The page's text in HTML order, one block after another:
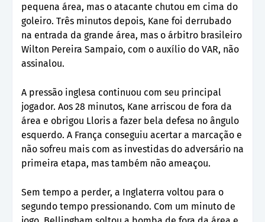
pequena área, mas o atacante chutou em cima do
goleiro. Três minutos depois, Kane foi derrubado
na entrada da grande área, mas o árbitro brasileiro
Wilton Pereira Sampaio, com o auxílio do VAR, não
assinalou.
A pressão inglesa continuou com seu principal
jogador. Aos 28 minutos, Kane arriscou de fora da
área e obrigou Lloris a fazer bela defesa no ângulo
esquerdo. A França conseguiu acertar a marcação e
não sofreu mais com as investidas do adversário na
primeira etapa, mas também não ameaçou.
Sem tempo a perder, a Inglaterra voltou para o
segundo tempo pressionando. Com um minuto de